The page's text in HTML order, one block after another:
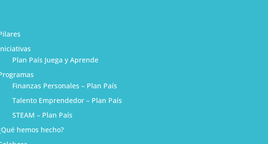
Plan País Juega y Aprende
Finanzas Personales – Plan País
Talento Emprendedor – Plan País
STEAM – Plan País
hemos hecho?